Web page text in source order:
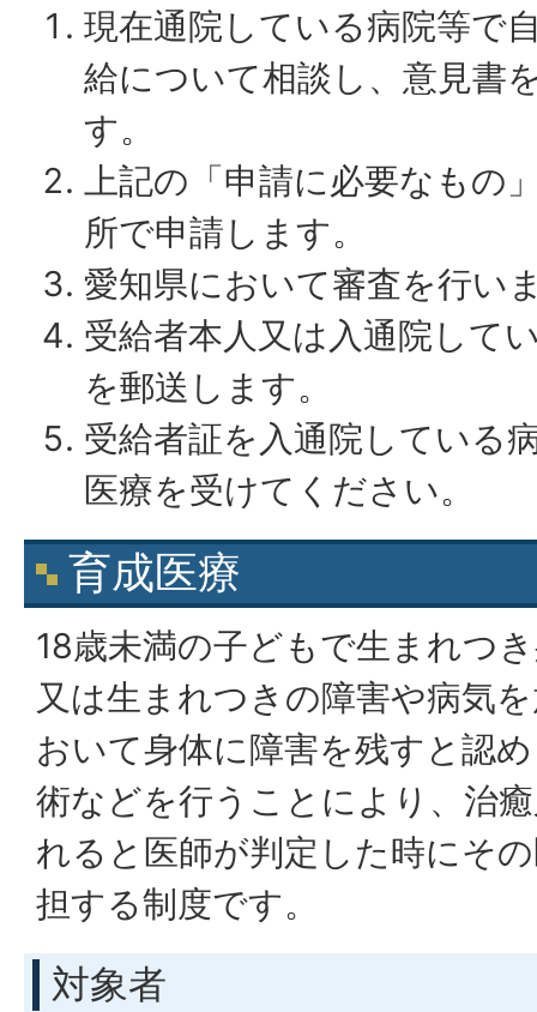
現在通院している病院等で
給について相談し、意見書
す。
上記の「申請に必要なもの
所で申請します。
愛知県において審査を行い
受給者本人又は入通院して
を郵送します。
受給者証を入通院している
医療を受けてください。
育成医療
18歳未満の子どもで生まれつ
又は生まれつきの障害や病気
おいて身体に障害を残すと認
術などを行うことにより、治
れると医師が判定した時にそ
担する制度です。
対象者